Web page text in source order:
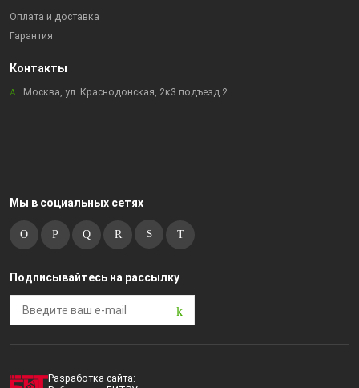
Оплата и доставка
Гарантия
Контакты
Москва, ул. Краснодонская, 2к3 подъезд 2
Мы в социальных сетях
Подписывайтесь на рассылку
Разработка сайта: